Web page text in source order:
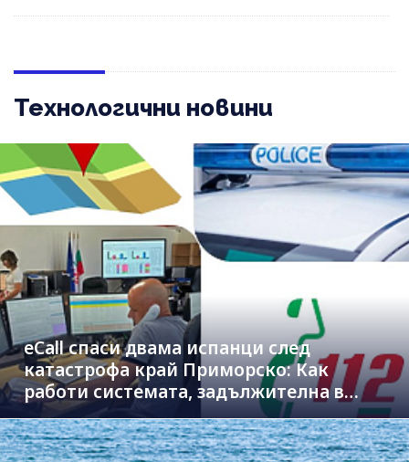
Технологични новини
eCall спаси двама испанци след
катастрофа край Приморско: Как
работи системата, задължителна в
новите коли